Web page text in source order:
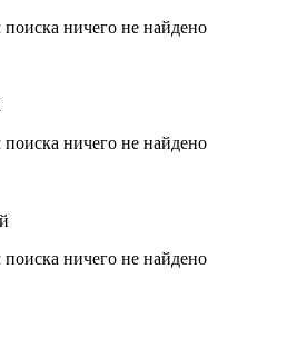
ничего не найдено
ничего не найдено
ничего не найдено